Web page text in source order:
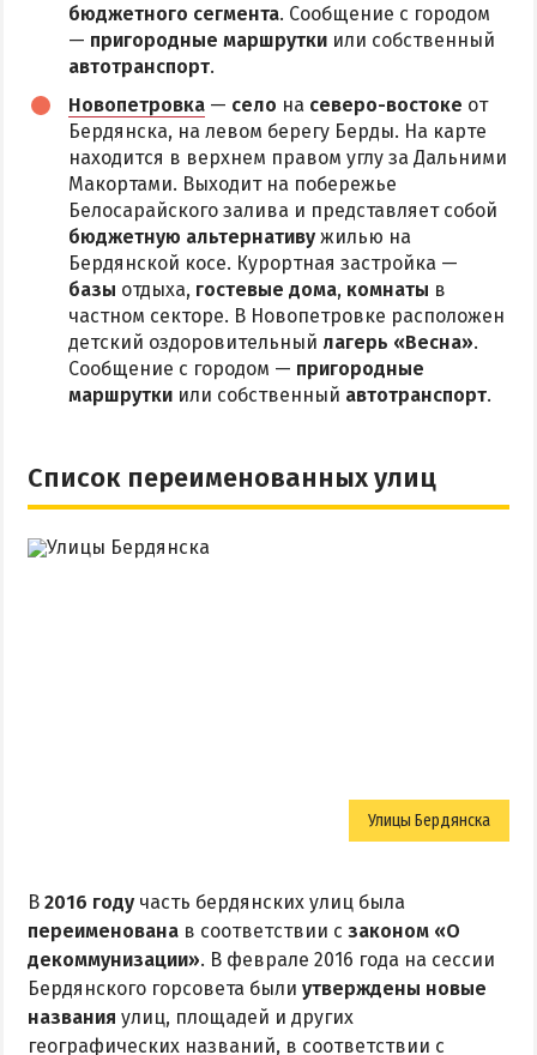
бюджетного сегмента. Сообщение с городом
— пригородные маршрутки или собственный
автотранспорт.
Новопетровка — село на северо-востоке от
Бердянска, на левом берегу Берды. На карте
находится в верхнем правом углу за Дальними
Макортами. Выходит на побережье
Белосарайского залива и представляет собой
бюджетную альтернативу жилью на
Бердянской косе. Курортная застройка —
базы отдыха, гостевые дома, комнаты в
частном секторе. В Новопетровке расположен
детский оздоровительный лагерь «Весна».
Сообщение с городом — пригородные
маршрутки или собственный автотранспорт.
Список переименованных улиц
Улицы Бердянска
В 2016 году часть бердянских улиц была
переименована в соответствии с законом «О
декоммунизации». В феврале 2016 года на сессии
Бердянского горсовета были утверждены новые
названия улиц, площадей и других
географических названий, в соответствии с